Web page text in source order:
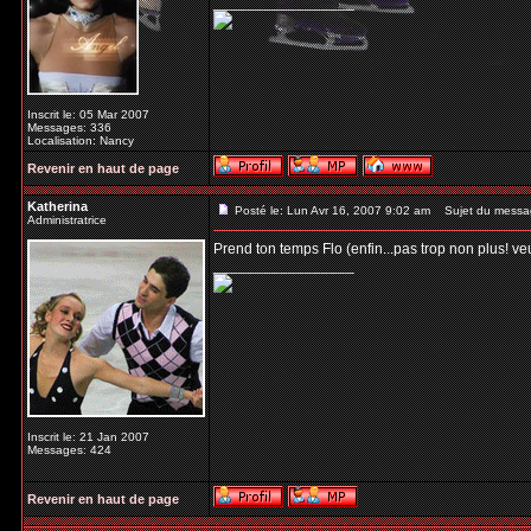
Inscrit le: 05 Mar 2007
Messages: 336
Localisation: Nancy
Revenir en haut de page
Katherina
Administratrice
Inscrit le: 21 Jan 2007
Messages: 424
Posté le: Lun Avr 16, 2007 9:02 am Sujet du
Prend ton temps Flo (enfin...pas trop non plus!
_________________
Revenir en haut de page